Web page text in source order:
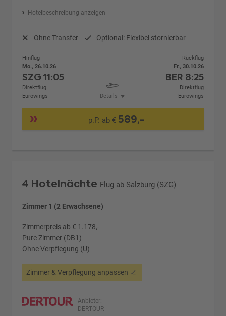
Hotelbeschreibung anzeigen
Ohne Transfer Optional: Flexibel stornierbar
Hinflug
Mo., 26.10.26
SZG11:05
Direktflug
Eurowings
Details
Rückflug
Fr., 30.10.26
BER 8:25
Direktflug
Eurowings
p.P. ab € 589,-
4 Hotelnächte Flug ab Salzburg (SZG)
Zimmer 1 (2 Erwachsene)
Zimmerpreis ab € 1.178,-
Pure Zimmer (DB1)
Ohne Verpflegung (U)
Zimmer & Verpflegung anpassen
Anbieter:
DERTOUR